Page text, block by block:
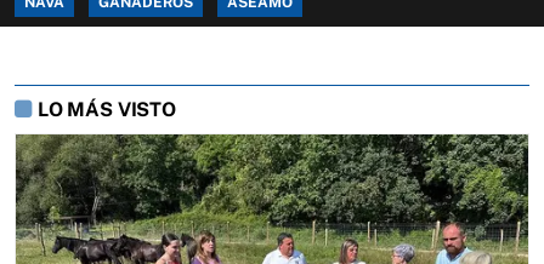
LO MÁS VISTO